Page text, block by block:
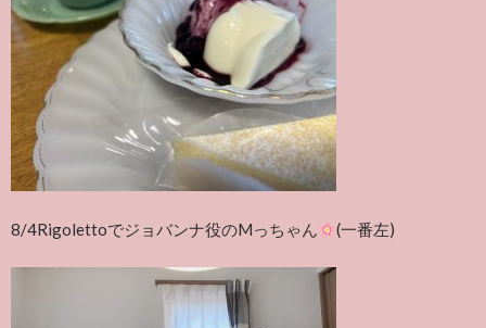
8/4Rigolettoでジョバンナ役のMっちゃん (一番左)